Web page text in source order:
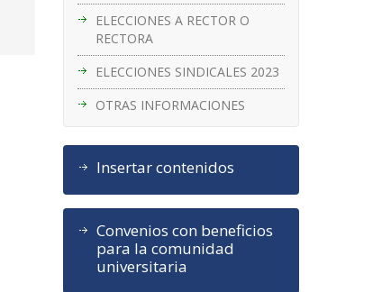
ELECCIONES A RECTOR O
RECTORA
ELECCIONES SINDICALES 2023
OTRAS INFORMACIONES
Insertar contenidos
Convenios con beneficios
para la comunidad
universitaria